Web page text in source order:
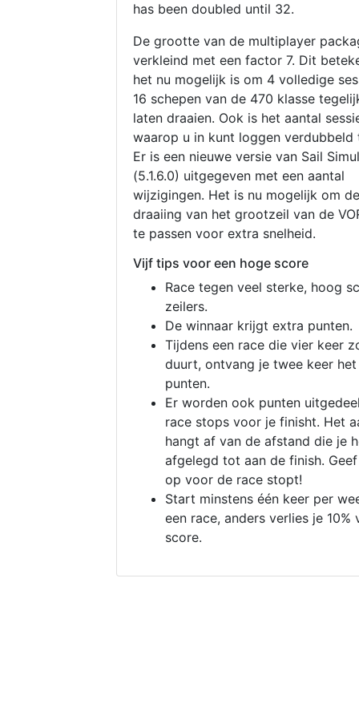
has been doubled until 32.
De grootte van de multiplayer
verkleind met een factor 7. Dit
het nu mogelijk is om 4 volledige
16 schepen van de 470 klasse
laten draaien. Ook is het aantal
waarop u in kunt loggen verdubbeld
Er is een nieuwe versie van Sail
(5.1.6.0) uitgegeven met een aantal
wijzigingen. Het is nu mogelijk om de
draaiing van het grootzeil van de
te passen voor extra snelheid.
Vijf tips voor een hoge score
Race tegen veel sterke, hoog
zeilers.
De winnaar krijgt extra punten.
Tijdens een race die vier keer
duurt, ontvang je twee keer
punten.
Er worden ook punten
race stops voor je finisht. Het
hangt af van de afstand die je
afgelegd tot aan de finish.
op voor de race stopt!
Start minstens één keer per
een race, anders verlies je 10%
score.